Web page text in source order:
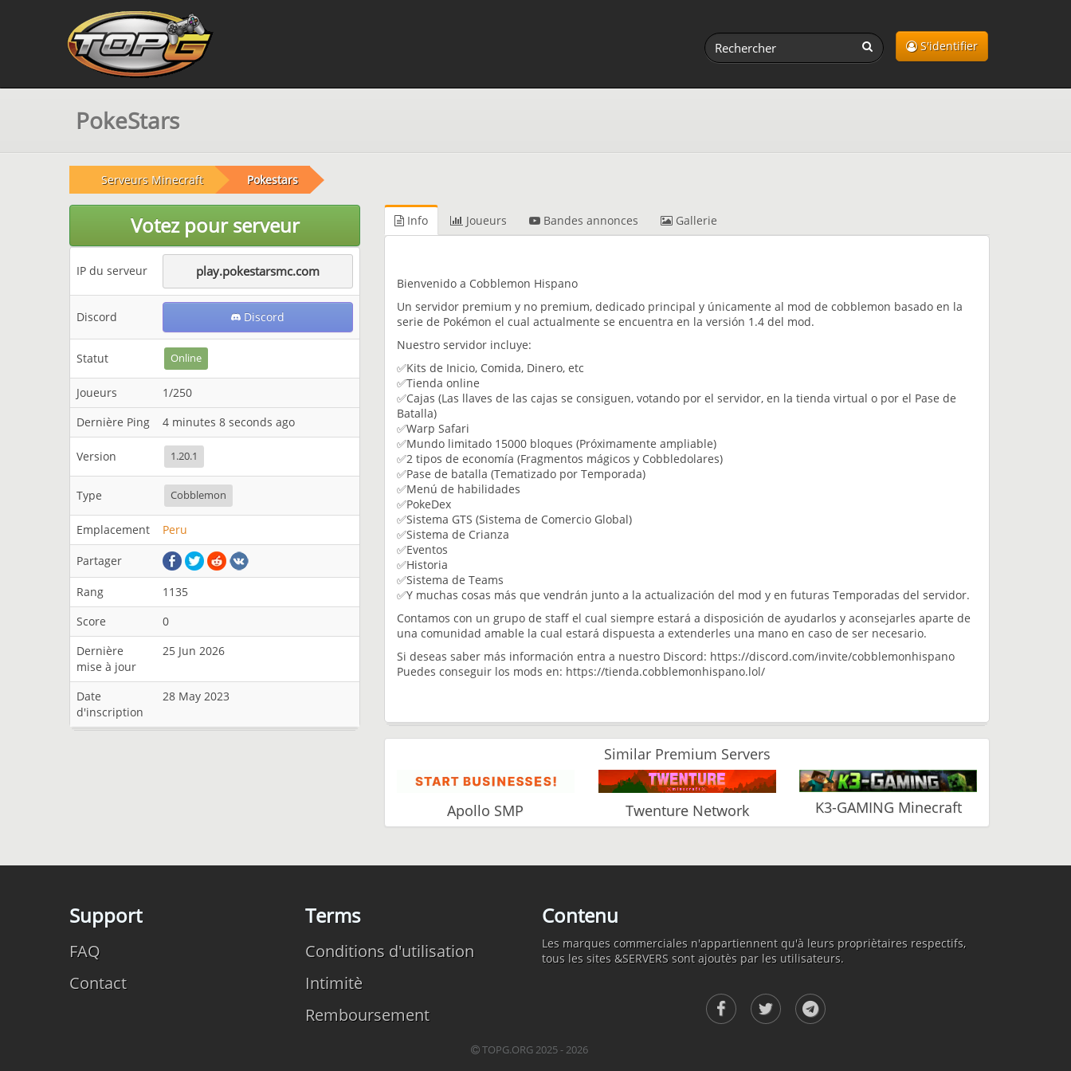
S'identifier
PokeStars
Serveurs Minecraft Pokestars
Votez pour serveur
IP du serveur play.pokestarsmc.com
Discord Discord
Statut Online
Joueurs
1/250
Dernière Ping
4 minutes 8 seconds ago
Version 1.20.1
Type Cobblemon
Emplacement Peru
Partager
Rang
1135
Score
0
Dernière
mise à jour
25 Jun 2026
Date
d'inscription
28 May 2023
Info Joueurs Bandes annonces Gallerie
Bienvenido a Cobblemon Hispano
Un servidor premium y no premium, dedicado principal y únicamente al mod de cobblemon basado en la
serie de Pokémon el cual actualmente se encuentra en la versión 1.4 del mod.
Nuestro servidor incluye:
✅Kits de Inicio, Comida, Dinero, etc
✅Tienda online
✅Cajas (Las llaves de las cajas se consiguen, votando por el servidor, en la tienda virtual o por el Pase de
Batalla)
✅Warp Safari
✅Mundo limitado 15000 bloques (Próximamente ampliable)
✅2 tipos de economía (Fragmentos mágicos y Cobbledolares)
✅Pase de batalla (Tematizado por Temporada)
✅Menú de habilidades
✅PokeDex
✅Sistema GTS (Sistema de Comercio Global)
✅Sistema de Crianza
✅Eventos
✅Historia
✅Sistema de Teams
✅Y muchas cosas más que vendrán junto a la actualización del mod y en futuras Temporadas del servidor.
Contamos con un grupo de staff el cual siempre estará a disposición de ayudarlos y aconsejarles aparte de
una comunidad amable la cual estará dispuesta a extenderles una mano en caso de ser necesario.
Si deseas saber más información entra a nuestro Discord: https://discord.com/invite/cobblemonhispano
Puedes conseguir los mods en: https://tienda.cobblemonhispano.lol/
Similar Premium Servers
Apollo SMP Twenture Network K3-GAMING Minecraft
Support
FAQ
Contact
Terms
Conditions d'utilisation
Intimitè
Remboursement
Contenu
Les marques commerciales n'appartiennent qu'à leurs propriètaires respectifs,
tous les sites &SERVERS sont ajoutès par les utilisateurs.
TOPG.ORG 2025 - 2026